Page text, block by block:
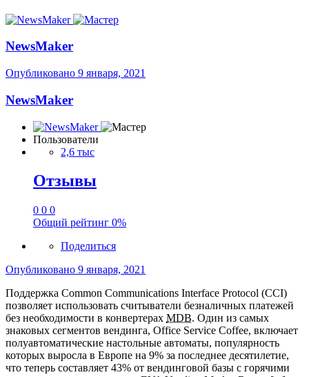
NewsMaker
Опубликовано 9 января, 2021
NewsMaker
Пользователи
2,6 тыс
Отзывы
0 0 0
Общий рейтинг 0%
Поделиться
Опубликовано 9 января, 2021
Поддержка Common Communications Interface Protocol (CCI)
позволяет использовать считыватели безналичных платежей
без необходимости в конвертерах MDB. Один из самых
знаковых сегментов вендинга, Office Service Coffee, включает
полуавтоматические настольные автоматы, популярность
которых выросла в Европе на 9% за последнее десятилетие,
что теперь составляет 43% от вендинговой базы с горячими